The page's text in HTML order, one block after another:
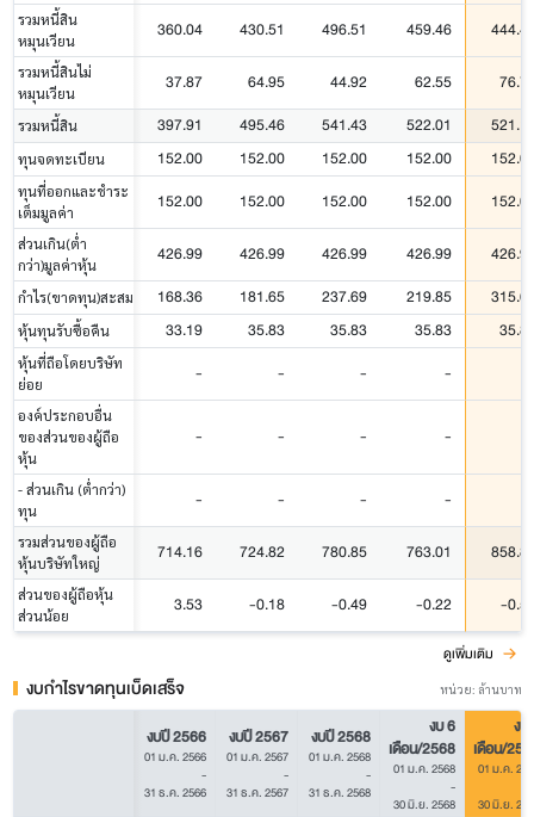
รวมหนี้สิน
หมุนเวียน
360.04 430.51 496.51 459.46
รวมหนี้สินไม่
หมุนเวียน
37.87 64.95 44.92 62.55
รวมหนี้สิน 397.91 495.46 541.43 522.01
ทุนจดทะเบียน 152.00 152.00 152.00 152.00
ทุนที่ออกและชำระ
เต็มมูลค่า
152.00 152.00 152.00 152.00
ส่วนเกิน(ต่ำ
กว่า)มูลค่าหุ้น
426.99 426.99 426.99 426.99
กำไร(ขาดทุน)สะสม 168.36 181.65 237.69 219.85
หุ้นทุนรับซื้อคืน 33.19 35.83 35.83 35.83
หุ้นที่ถือโดยบริษัท
ย่อย
- - - -
องค์ประกอบอื่น
ของส่วนของผู้ถือ
หุ้น
- - - -
- ส่วนเกิน (ต่ำกว่า)
ทุน
- - - -
รวมส่วนของผู้ถือ
หุ้นบริษัทใหญ่
714.16 724.82 780.85 763.01
ส่วนของผู้ถือหุ้น
ส่วนน้อย
3.53 -0.18 -0.49 -0.22 -
ดูเพิ่มเติม
งบกำไรขาดทุนเบ็ดเสร็จ หน่วย: ล้านบาท
งบปี 2566
01 ม.ค. 2566
-
31 ธ.ค. 2566
งบปี 2567
01 ม.ค. 2567
-
31 ธ.ค. 2567
งบปี 2568
01 ม.ค. 2568
-
31 ธ.ค. 2568
งบ 6
เดือน/2568
01 ม.ค. 2568
-
30 มิ.ย. 2568
งบ
เดือน/
01 ม.ค.
30 มิ.ย.